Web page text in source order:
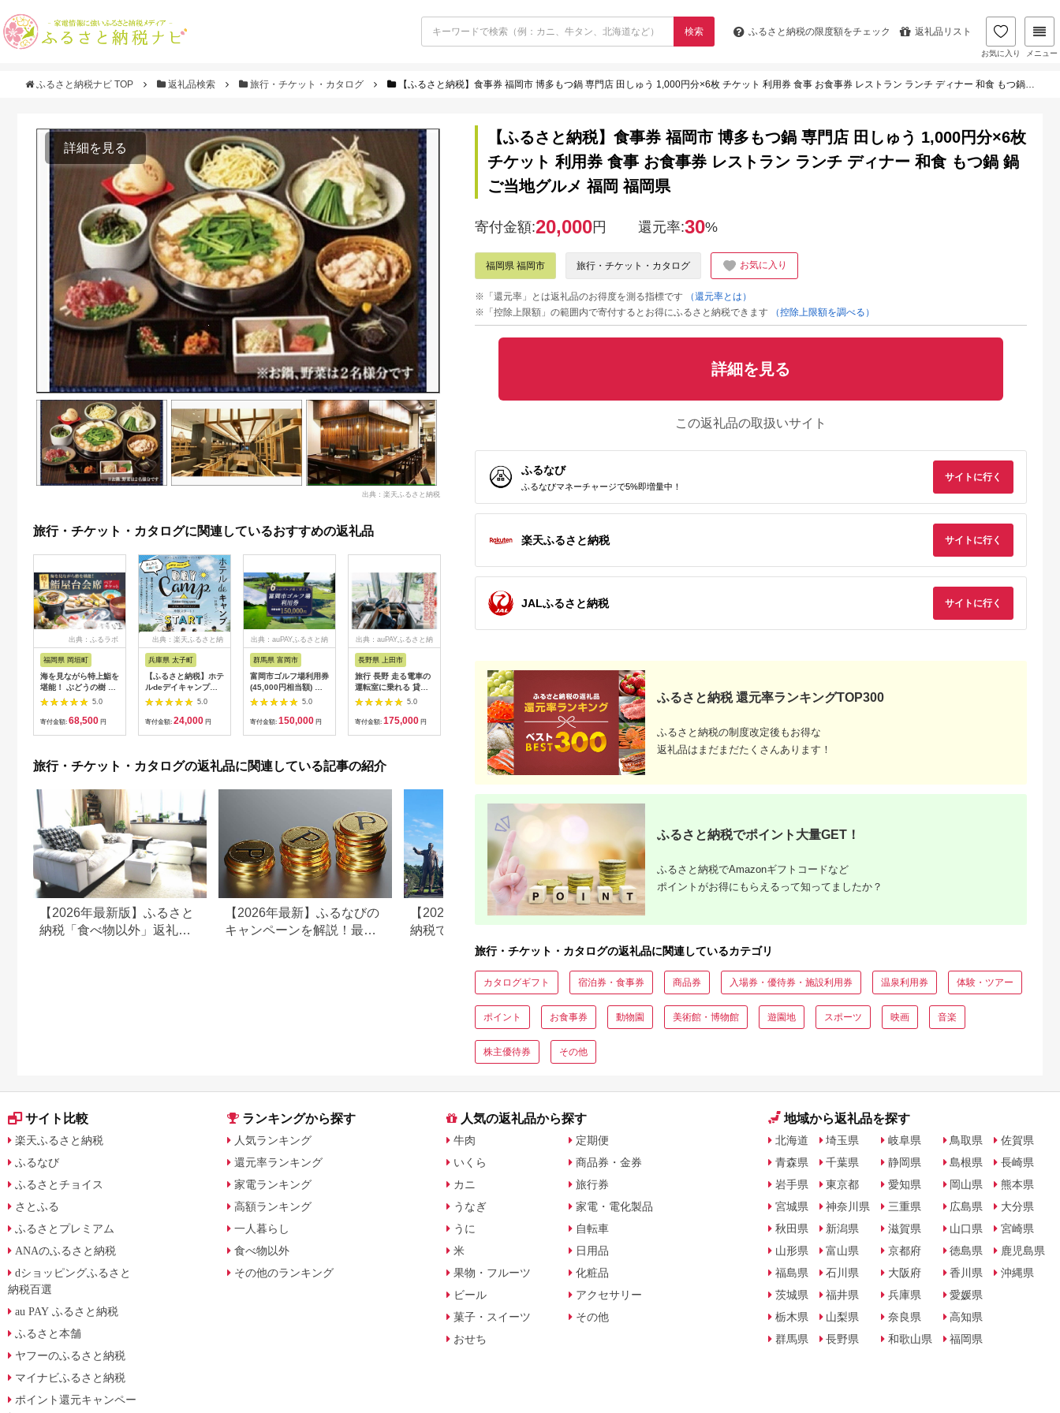
検索 ふるさと納税の限度額をチェック 返礼品リスト
お気に入り メニュー
ふるさと納税ナビ TOP 返礼品検索 旅行・チケット・カタログ 【ふるさと納税】食事券 福岡市 博多もつ鍋 専門店 田しゅう 1,000円分×6枚 チケット 利用券 食事 お食事券 レストラン ランチ ディナー 和食 もつ鍋 鍋 ご当地グルメ 福岡 福岡県
詳細を見る
出典：楽天ふるさと納税
旅行・チケット・カタログに関連しているおすすめの返礼品
出典：ふるラボ
福岡県 岡垣町
海を見ながら特上鮨を
堪能！ ぶどうの樹 鮨
屋台ペア お食事券 海
鮮 海 屋台 食事 ペア
福岡県 岡垣町
5.0
寄付金額: 68,500 円
出典：楽天ふるさと納
兵庫県 太子町
【ふるさと納税】ホテ
ルdeデイキャンプ体
験チケット
【1364991】
5.0
寄付金額: 24,000 円
出典：auPAYふるさと納
群馬県 富岡市
富岡市ゴルフ場利用券
(45,000円相当額) ゴ
ルフ チケット 平日 土
日 祝日 プレー券 関東
群馬県 首都圏 F20E-
5.0
寄付金額: 150,000 円
出典：auPAYふるさと納
長野県 上田市
旅行 長野 走る電車の
運転室に乗れる 貸切
列車でお仕事体験 体
験 チケット 電車 鉄道
列車 サービス 子供 子
5.0
寄付金額: 175,000 円
岐阜県 可児市
富士カントリー可児ク
ラブ利用券（150,000
円分）【0018-007】
5.0
寄付金額:500,000 円
静岡県 伊東市
伊東園ホテル・伊東園
ホテル別館・伊東園ホ
テル松川館 ご宿泊券
1泊2日2食付き(1名様
分:GAタイプ)
【1044937】
5.0
寄付金額:30,000円
神奈川県 大磯町
F（50,000円分）【
和風おかず おつまみ
揚げ物 母の日 ギフト
だわり 大磯グルメ 】
5.0
沖縄県 石垣市
ティ (利用券 1名様分)
5.0
北海道 富良野市
ーポン90,000円分
長野県 塩尻市
旅行・チケット・カタログの返礼品に関連している記事の紹介
【2026年最新版】ふるさと
納税「食べ物以外」返礼品
【2026年最新】ふるなびの
キャンペーンを解説！最大
【2026年最新版】ふるさと
納税でディズニー返礼品は
もらえる？ホテル・チケッ
ふるさと納税、年収いくら
すめ返礼品も紹介
【ふるさと納税】食事券 福岡市 博多もつ鍋 専門店 田しゅう 1,000円分×6枚
チケット 利用券 食事 お食事券 レストラン ランチ ディナー 和食 もつ鍋 鍋
ご当地グルメ 福岡 福岡県
寄付金額:20,000円 還元率:30%
福岡県 福岡市 旅行・チケット・カタログ お気に入り
※「還元率」とは返礼品のお得度を測る指標です
（還元率とは）
※「控除上限額」の範囲内で寄付するとお得にふるさと納税できます
（控除上限額を調べる）
詳細を見る
この返礼品の取扱いサイト
ふるなび
ふるなびマネーチャージで5%即増量中！
サイトに行く
楽天ふるさと納税 サイトに行く
JALふるさと納税 サイトに行く
ふるさと納税 還元率ランキングTOP300
ふるさと納税の制度改定後もお得な
返礼品はまだまだたくさんあります！
ふるさと納税でポイント大量GET！
ふるさと納税でAmazonギフトコードなど
ポイントがお得にもらえるって知ってましたか？
旅行・チケット・カタログの返礼品に関連しているカテゴリ
カタログギフト 宿泊券・食事券 商品券 入場券・優待券・施設利用券 温泉利用券 体験・ツアー
ポイント お食事券 動物園 美術館・博物館 遊園地 スポーツ 映画 音楽
株主優待券 その他
サイト比較
楽天ふるさと納税
ふるなび
ふるさとチョイス
さとふる
ふるさとプレミアム
ANAのふるさと納税
dショッピングふるさと
納税百選
au PAY ふるさと納税
ふるさと本舗
ヤフーのふるさと納税
マイナビふるさと納税
ポイント還元キャンペー
ランキングから探す
人気ランキング
還元率ランキング
家電ランキング
高額ランキング
一人暮らし
食べ物以外
その他のランキング
人気の返礼品から探す
牛肉
いくら
カニ
うなぎ
うに
米
果物・フルーツ
ビール
菓子・スイーツ
おせち
定期便
商品券・金券
旅行券
家電・電化製品
自転車
日用品
化粧品
アクセサリー
その他
地域から返礼品を探す
北海道
青森県
岩手県
宮城県
秋田県
山形県
福島県
茨城県
栃木県
群馬県
埼玉県
千葉県
東京都
神奈川県
新潟県
富山県
石川県
福井県
山梨県
長野県
岐阜県
静岡県
愛知県
三重県
滋賀県
京都府
大阪府
兵庫県
奈良県
和歌山県
鳥取県
島根県
岡山県
広島県
山口県
徳島県
香川県
愛媛県
高知県
福岡県
佐賀県
長崎県
熊本県
大分県
宮崎県
鹿児島県
沖縄県